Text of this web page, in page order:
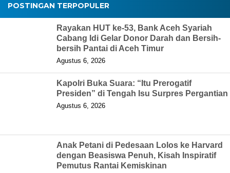
POSTINGAN TERPOPULER
Rayakan HUT ke-53, Bank Aceh Syariah
Cabang Idi Gelar Donor Darah dan Bersih-
bersih Pantai di Aceh Timur
Agustus 6, 2026
Kapolri Buka Suara: “Itu Prerogatif
Presiden” di Tengah Isu Surpres Pergantian
Agustus 6, 2026
Anak Petani di Pedesaan Lolos ke Harvard
dengan Beasiswa Penuh, Kisah Inspiratif
Pemutus Rantai Kemiskinan